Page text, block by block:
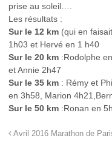
prise au soleil….
Les résultats :
Sur le 12 km (qui en
1h03 et Hervé en 1 h40
Sur le 20 km :Rodolphe
et Annie 2h47
Sur le 35 km : Rémy et
en 3h58, Marion
Sur le 50 km :Ronan en
Avril 2016 Marathon de